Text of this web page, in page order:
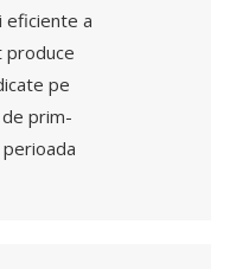
eficiente a
produce
pe
prim-